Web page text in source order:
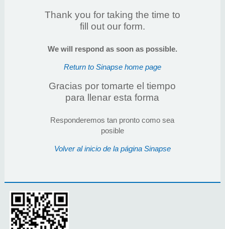
Thank you for taking the time to
fill out our form.
We will respond as soon as possible.
Return to Sinapse home page
Gracias por tomarte el tiempo
para llenar esta forma
Responderemos tan pronto como sea
posible
Volver al inicio de la página Sinapse